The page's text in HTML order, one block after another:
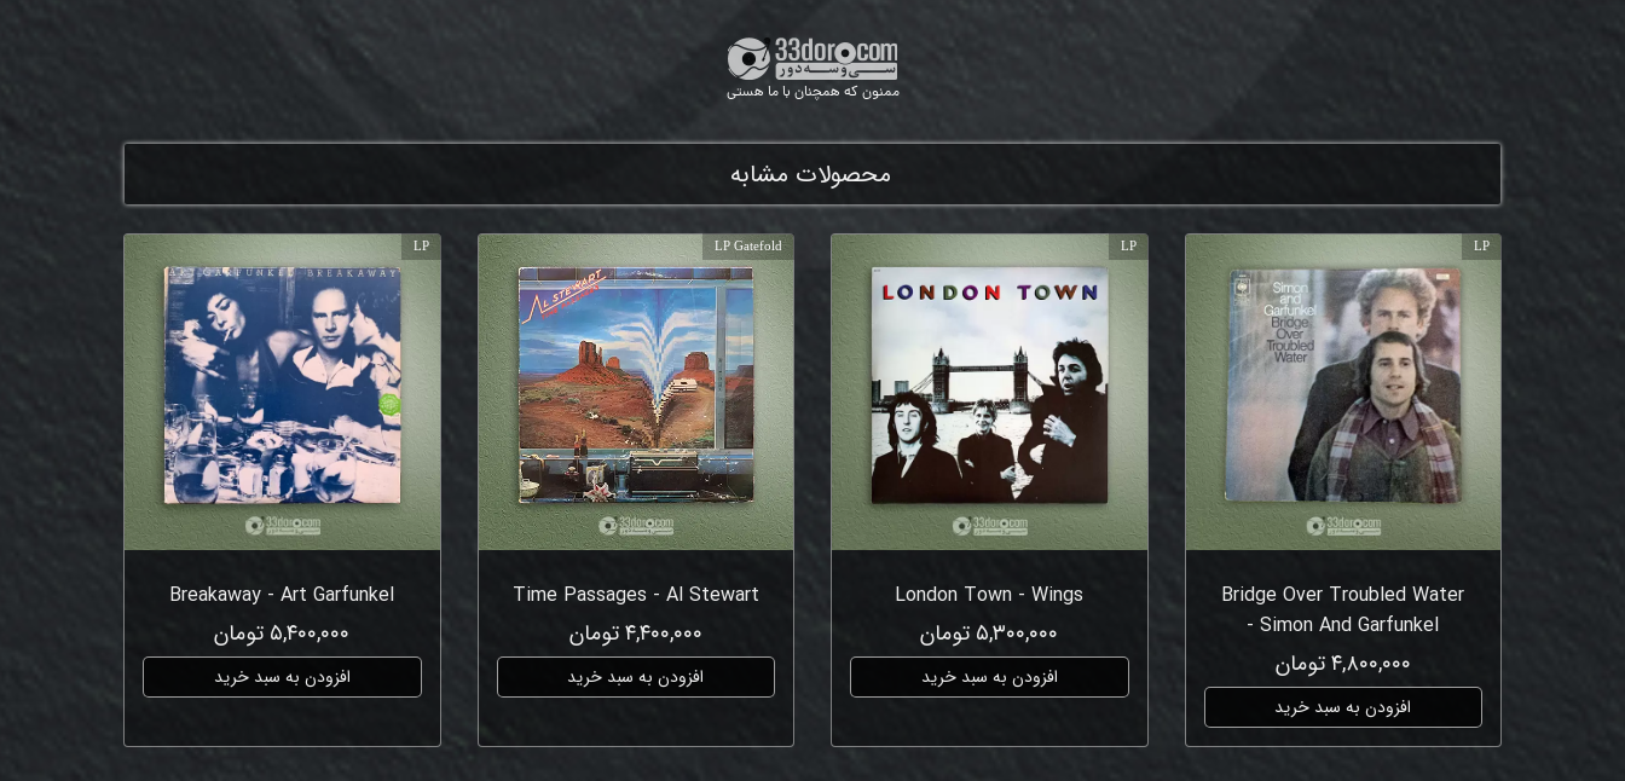
ممنون که همچنان با ما هستی
محصولات مشابه
Bridge Over Troubled Water
- Simon And Garfunkel
۴,۸۰۰,۰۰۰ تومان
افزودن به سبد خرید
LP
London Town - Wings
۵,۳۰۰,۰۰۰ تومان
افزودن به سبد خرید
LP
Time Passages - Al Stewart
۴,۴۰۰,۰۰۰ تومان
افزودن به سبد خرید
LP Gatefold
Breakaway - Art Garfunkel
۵,۴۰۰,۰۰۰ تومان
افزودن به سبد خرید
LP